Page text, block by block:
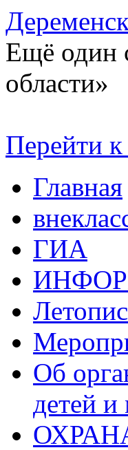
Ещё один
области»
Перейти
Главная
ГИА
Об
детей